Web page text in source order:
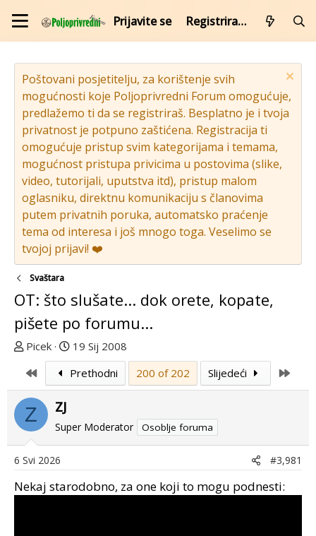
Prijavite se Registrirajte se
Poštovani posjetitelju, za korištenje svih
mogućnosti koje Poljoprivredni Forum omogućuje,
predlažemo ti da se registriraš. Besplatno je i tvoja
privatnost je potpuno zaštićena. Registracija ti
omogućuje pristup svim kategorijama i temama,
mogućnost pristupa privicima u postovima (slike,
video, tutorijali, uputstva itd), pristup malom
oglasniku, direktnu komunikaciju s članovima
putem privatnih poruka, automatsko praćenje
tema od interesa i još mnogo toga. Veselimo se
tvojoj prijavi! ❤️
Svaštara
OT: što slušate... dok orete, kopate,
pišete po forumu...
T
m
u
p
o
r
e
n
Picek
D
a
t
u
p
o
g
19 Sij 2008
First
Prethodni 200 of 202 Slijedeći
Z ZJ
Super Moderator Osoblje foruma
6 Svi 2026 #3,981
Nekaj starodobno, za one koji to mogu podnesti: